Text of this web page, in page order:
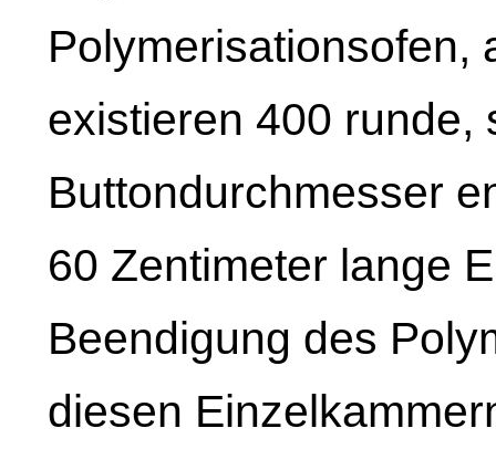
Polymerisationsofen,
existieren 400 runde,
Buttondurchmesser
60 Zentimeter lange
Beendigung des
diesen